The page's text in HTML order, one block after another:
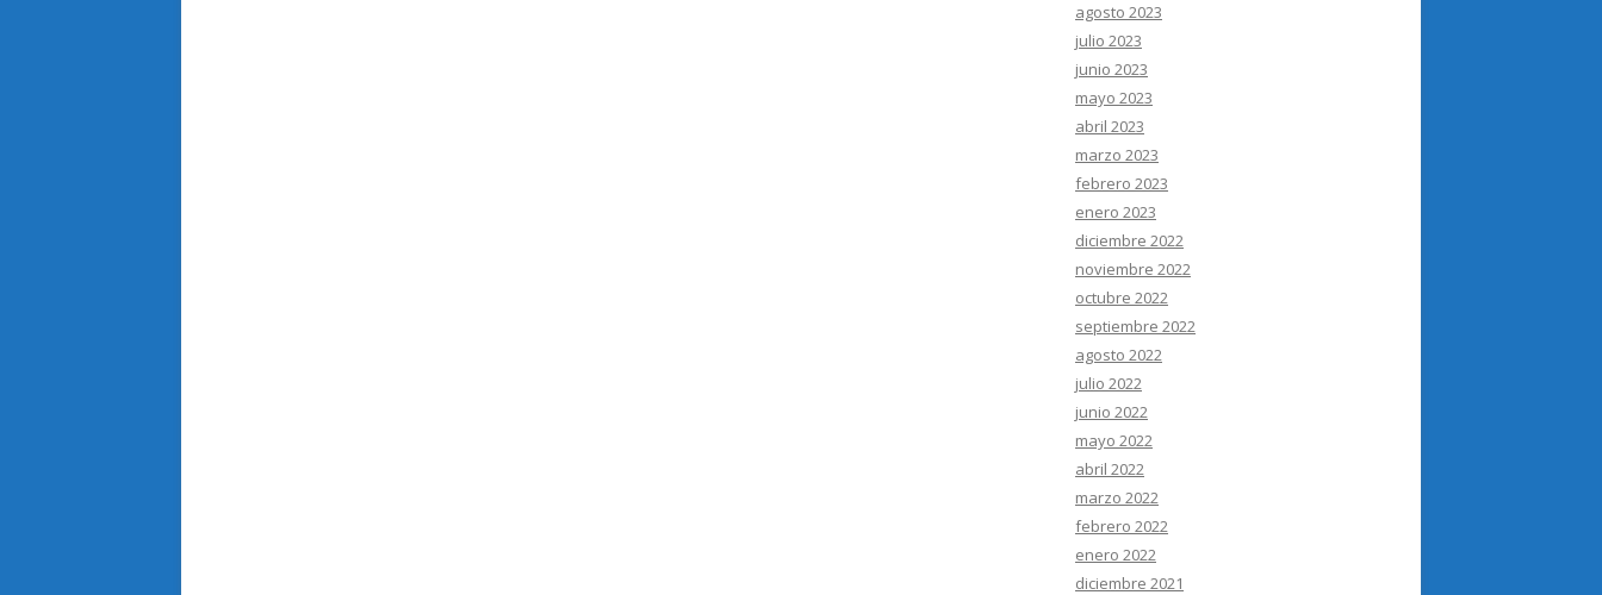
agosto 2023
julio 2023
junio 2023
mayo 2023
abril 2023
marzo 2023
febrero 2023
enero 2023
diciembre 2022
noviembre 2022
octubre 2022
septiembre 2022
agosto 2022
julio 2022
junio 2022
mayo 2022
abril 2022
marzo 2022
febrero 2022
enero 2022
diciembre 2021